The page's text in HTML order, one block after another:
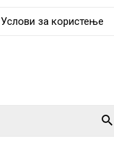
Услови за користење